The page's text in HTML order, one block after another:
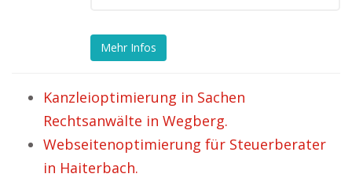
Mehr Infos
Kanzleioptimierung in Sachen
Rechtsanwälte in Wegberg.
Webseitenoptimierung für Steuerberater
in Haiterbach.